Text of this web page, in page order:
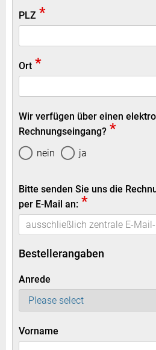
PLZ *
Ort *
Wir verfügen über einen
Rechnungseingang? *
nein ja
Bitte senden Sie uns die
per E-Mail an: *
Bestellerangaben
Anrede
Vorname